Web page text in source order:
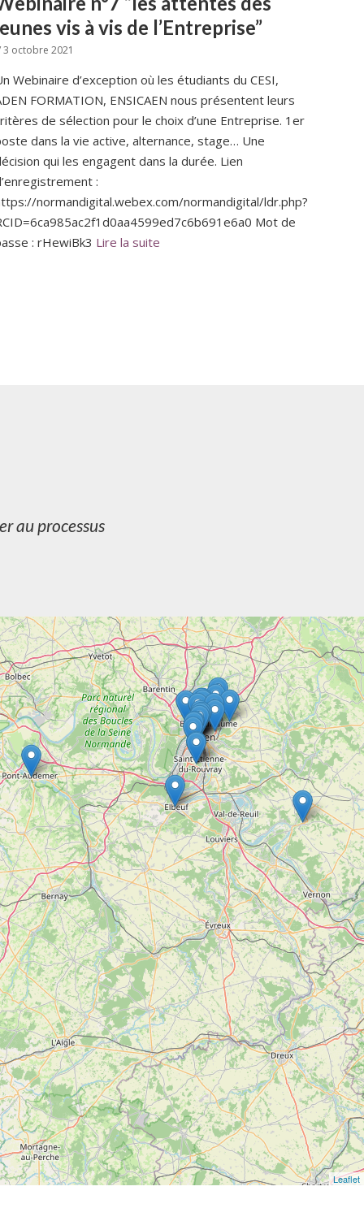
vis à vis de l’Entreprise”
3 octobre 2021
Webinaire d’exception où les étudiants du CESI,
FORMATION, ENSICAEN nous présentent leurs
de sélection pour le choix d’une Entreprise. 1er
dans la vie active, alternance, stage… Une
qui les engagent dans la durée. Lien
:
normandigital.webex.com/normandigital/ldr.php?
Mot de
: rHewiBk3 Lire la suite
au processus
Leaflet